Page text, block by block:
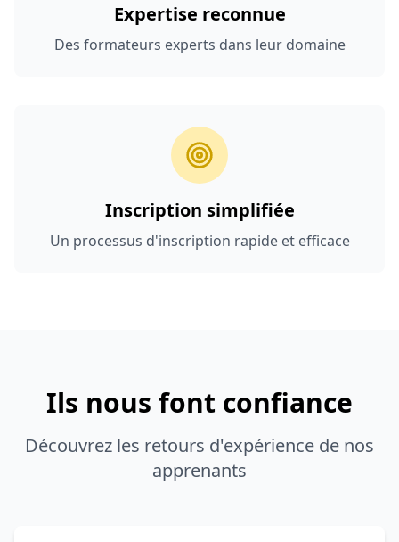
Expertise reconnue
Des formateurs experts dans leur domaine
Inscription simplifiée
Un processus d'inscription rapide et efficace
Ils nous font confiance
Découvrez les retours d'expérience de nos
apprenants